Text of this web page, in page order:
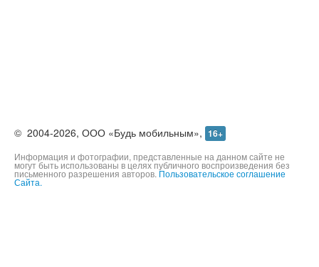
© 2004-2026, ООО «Будь мобильным», 16+
Информация и фотографии, представленные на данном сайте не
могут быть использованы в целях публичного воспроизведения без
письменного разрешения авторов. Пользовательское соглашение
Сайта.